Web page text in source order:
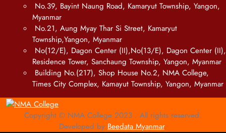
No.39, Bayint Naung Road, Kamaryut Township, Yangon,
Myanmar
No.21, Aung Myay Thar Si Street, Kamaryut
Township,Yangon, Myanmar
No(12/E), Dagon Center (II),No(13/E), Dagon Center (II),
Residence Tower, Sanchaung Township, Yangon, Myanmar
Building No.(217), Shop House No.2, NMA College,
Times City Complex, Kamayut Township, Yangon, Myanmar
Copyright © NMA College 2023 . All rights reserved.
Developed by Beedata Myanmar.